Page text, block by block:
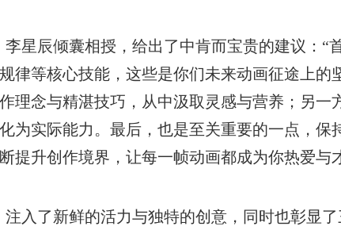
星辰倾囊相授，给出了中肯而宝贵的建议： “
律等核心技能，这些是你们未来动画征途上
理念与精湛技巧，从中汲取灵感与营养；另
为实际能力。最后，也是至关重要的一点，
提升创作境界，让每一帧动画都成为你热爱
入了新鲜的活力与独特的创意，同时也彰显